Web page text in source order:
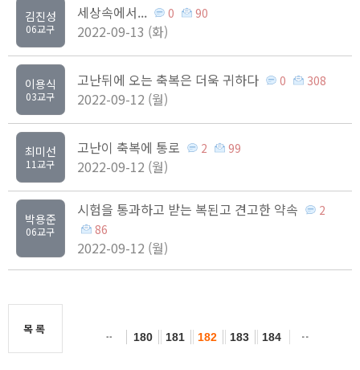
김진성
06교구
세상속에서... 0 90
2022-09-13 (화)
이용식
03교구
고난뒤에 오는 축복은 더욱 귀하다 0 308
2022-09-12 (월)
최미선
11교구
고난이 축복에 통로 2 99
2022-09-12 (월)
박용준
06교구
시험을 통과하고 받는 복된고 견고한 약속
2
86
2022-09-12 (월)
목록
180 181 182 183 184